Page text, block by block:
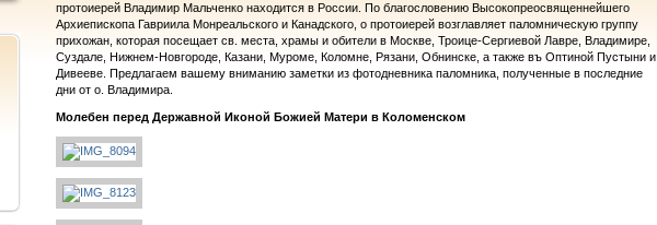
протоиерей Владимир Мальченко находится в России. По благословению Высокопреосвященнейшего
Архиепископа Гавриила Монреальского и Канадского, о протоиерей возглавляет паломническую группу
прихожан, которая посещает св. места, храмы и обители в Москве, Троице-Сергиевой Лавре, Владимире,
Суздале, Нижнем-Новгороде, Казани, Муроме, Коломне, Рязани, Обнинске, а также въ Оптиной Пустыни и
Дивееве. Предлагаем вашему вниманию заметки из фотодневника паломника, полученные в последние
дни от о. Владимира.
Молебен перед Державной Иконой Божией Матери в Коломенском